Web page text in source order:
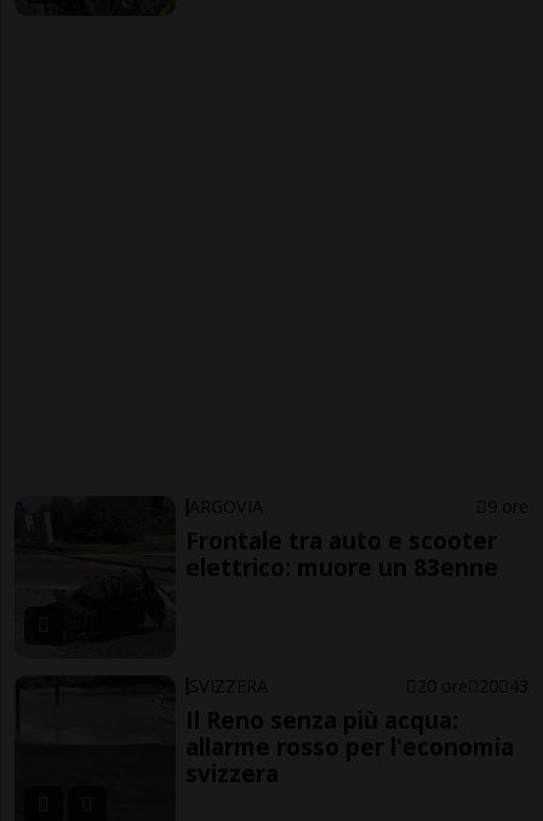
ARGOVIA 9 ore
Frontale tra auto e scooter
elettrico: muore un 83enne
SVIZZERA 20 ore 20 43
Il Reno senza più acqua:
allarme rosso per l'economia
svizzera